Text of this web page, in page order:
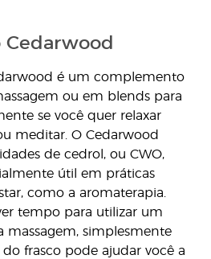
Cedarwood
é um complemento
ou em blends para
se você quer relaxar
meditar. O Cedarwood
de cedrol, ou CWO,
útil em práticas
como a aromaterapia.
tempo para utilizar um
massagem, simplesmente
frasco pode ajudar você a